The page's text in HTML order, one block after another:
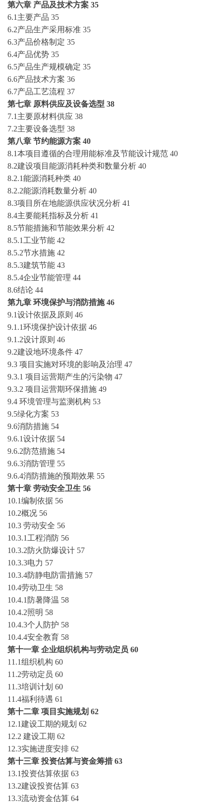
第六章 产品及技术方案 35
6.1主要产品 35
6.2产品生产采用标准 35
6.3产品价格制定 35
6.4产品优势 35
6.5产品生产规模确定 35
6.6产品技术方案 36
6.7产品工艺流程 37
第七章 原料供应及设备选型 38
7.1主要原材料供应 38
7.2主要设备选型 38
第八章 节约能源方案 40
8.1本项目遵循的合理用能标准及节能设计规范 40
8.2建设项目能源消耗种类和数量分析 40
8.2.1能源消耗种类 40
8.2.2能源消耗数量分析 40
8.3项目所在地能源供应状况分析 41
8.4主要能耗指标及分析 41
8.5节能措施和节能效果分析 42
8.5.1工业节能 42
8.5.2节水措施 42
8.5.3建筑节能 43
8.5.4企业节能管理 44
8.6结论 44
第九章 环境保护与消防措施 46
9.1设计依据及原则 46
9.1.1环境保护设计依据 46
9.1.2设计原则 46
9.2建设地环境条件 47
9.3 项目实施对环境的影响及治理 47
9.3.1 项目运营期产生的污染物 47
9.3.2 项目运营期环保措施 49
9.4 环境管理与监测机构 53
9.5绿化方案 53
9.6消防措施 54
9.6.1设计依据 54
9.6.2防范措施 54
9.6.3消防管理 55
9.6.4消防措施的预期效果 55
第十章 劳动安全卫生 56
10.1编制依据 56
10.2概况 56
10.3 劳动安全 56
10.3.1工程消防 56
10.3.2防火防爆设计 57
10.3.3电力 57
10.3.4防静电防雷措施 57
10.4劳动卫生 58
10.4.1防暑降温 58
10.4.2照明 58
10.4.3个人防护 58
10.4.4安全教育 58
第十一章 企业组织机构与劳动定员 60
11.1组织机构 60
11.2劳动定员 60
11.3培训计划 60
11.4福利待遇 61
第十二章 项目实施规划 62
12.1建设工期的规划 62
12.2 建设工期 62
12.3实施进度安排 62
第十三章 投资估算与资金筹措 63
13.1投资估算依据 63
13.2建设投资估算 63
13.3流动资金估算 64